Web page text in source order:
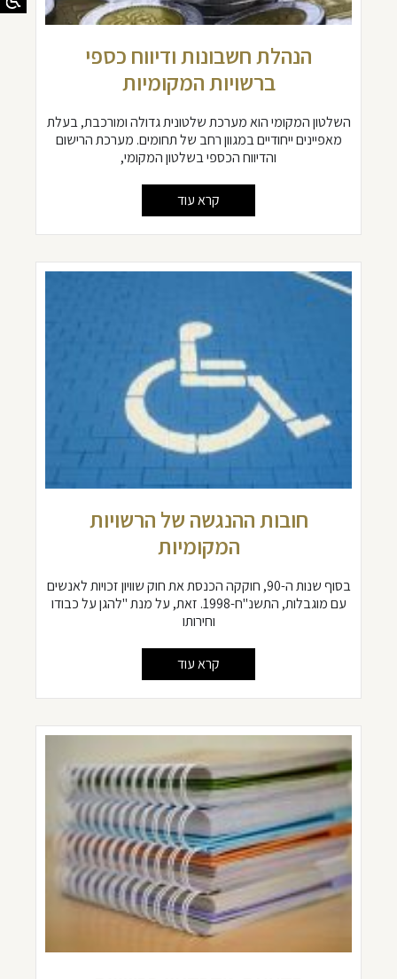
הנהלת חשבונות ודיווח כספי
ברשויות המקומיות
השלטון המקומי הוא מערכת שלטונית גדולה ומורכבת, בעלת
מאפיינים ייחודיים במגוון רחב של תחומים. מערכת הרישום
והדיווח הכספי בשלטון המקומי,
קרא עוד
חובות ההנגשה של הרשויות
המקומיות
בסוף שנות ה-90, חוקקה הכנסת את חוק שוויון זכויות לאנשים
עם מוגבלות, התשנ"ח-1998. זאת, על מנת "להגן על כבודו
וחירותו
קרא עוד